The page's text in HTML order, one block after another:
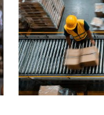
#Traçabilité
17.09.2025
FR55 de Zebra
de terminaux
environnements
Temps de lecture : 3